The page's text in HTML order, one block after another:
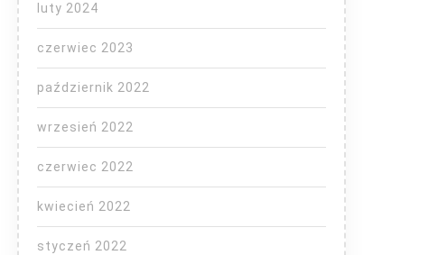
luty 2024
czerwiec 2023
październik 2022
wrzesień 2022
czerwiec 2022
kwiecień 2022
styczeń 2022